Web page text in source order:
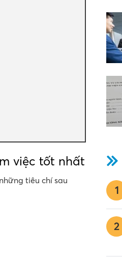
việc tốt nhất
tiêu chí sau
1
2